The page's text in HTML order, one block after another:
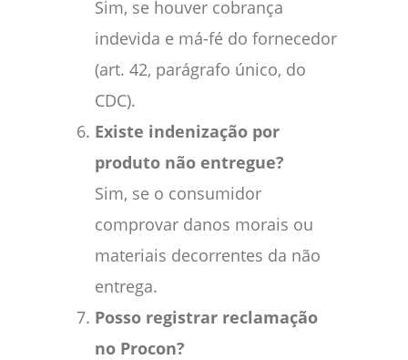
Sim, se houver cobrança
indevida e má-fé do fornecedor
(art. 42, parágrafo único, do
CDC).
Existe indenização por
produto não entregue?
Sim, se o consumidor
comprovar danos morais ou
materiais decorrentes da não
entrega.
Posso registrar reclamação
no Procon?